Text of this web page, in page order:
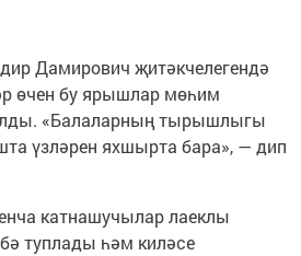
Дамирович җитәкчелегендә
өчен бу ярышлар мөһим
«Балаларның тырышлыгы
үзләрен яхшырта бара», — дип
катнашучылар лаеклы
туплады һәм киләсе